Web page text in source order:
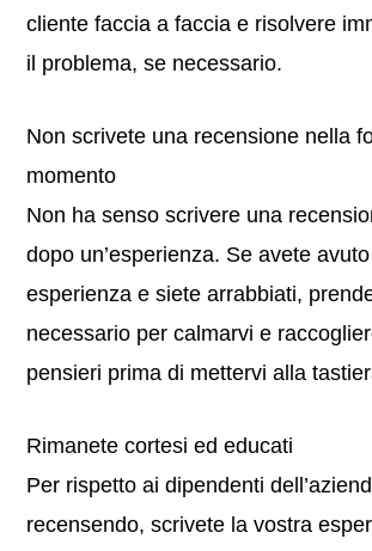
cliente faccia a faccia e risolvere
il problema, se necessario.
Non scrivete una recensione nella
momento
Non ha senso scrivere una
dopo un’esperienza. Se avete
esperienza e siete arrabbiati,
necessario per calmarvi e
pensieri prima di mettervi alla
Rimanete cortesi ed educati
Per rispetto ai dipendenti
recensendo, scrivete la vostra